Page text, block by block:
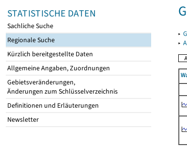
STATISTISCHE DATEN
Sachliche Suche
Regionale Suche
Kürzlich bereitgestellte Daten
Allgemeine Angaben, Zuordnungen
Gebietsveränderungen,
Änderungen zum Schlüsselverzeichnis
Definitionen und Erläuterungen
Newsletter
▸
▸